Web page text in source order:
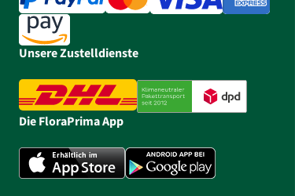
Unsere Zustelldienste
Die FloraPrima App